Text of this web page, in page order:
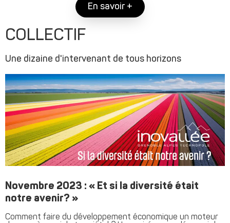
En savoir +
COLLECTIF
Une dizaine d'intervenant de tous horizons
Novembre 2023 : « Et si la diversité était
notre avenir? »
Comment faire du développement économique un moteur